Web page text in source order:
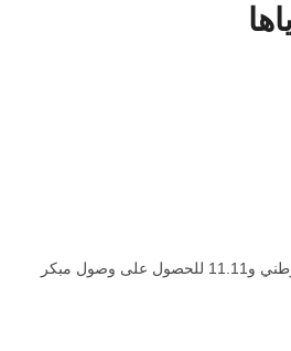
سجّل في برنامج نون قبل مواسم العروض الكبرى كاليوم الوطني و11.11 للحصول على وصول مبكر